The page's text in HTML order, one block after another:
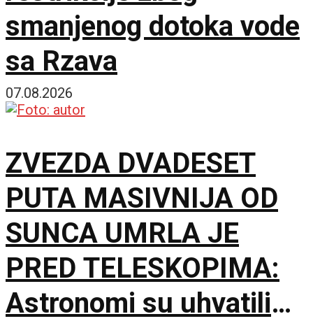
smanjenog dotoka vode
sa Rzava
07.08.2026
ZVEZDA DVADESET
PUTA MASIVNIJA OD
SUNCA UMRLA JE
PRED TELESKOPIMA:
Astronomi su uhvatili